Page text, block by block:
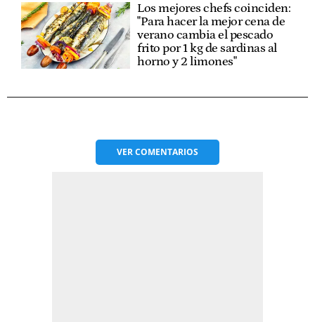
Los mejores chefs coinciden:
"Para hacer la mejor cena de
verano cambia el pescado
frito por 1 kg de sardinas al
horno y 2 limones"
VERCOMENTARIOS